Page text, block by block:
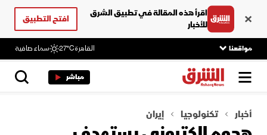
اقرأ هذه المقالة في تطبيق الشرق
للأخبار
افتح التطبيق
مواقعنا القاهرة27°C سماء صافية
مباشر
أخبار تكنولوجيا إيران